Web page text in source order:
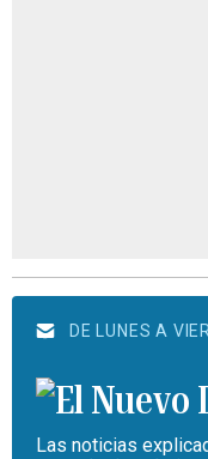
DE LUNES A
Las noticias